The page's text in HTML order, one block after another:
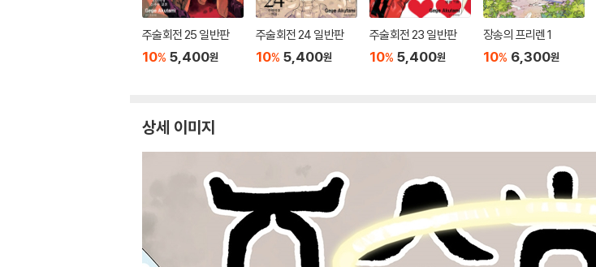
주술회전 25 일반판
10% 5,400원
주술회전 24 일반판
10% 5,400원
주술회전 23 일반판
10% 5,400원
장송의 프리렌 1
10% 6,300원
상세 이미지